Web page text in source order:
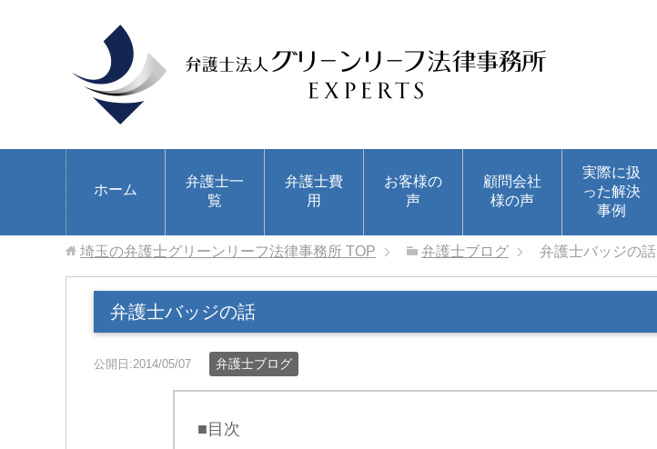
ホーム
弁護士一
覧
弁護士費
用
お客様の
声
顧問会社
様の声
実際に扱
った解決
事例
埼玉の弁護士グリーンリーフ法律事務所 TOP 弁護士ブログ 弁護士バッジの話
弁護士バッジの話
公開日:2014/05/07 弁護士ブログ
■目次